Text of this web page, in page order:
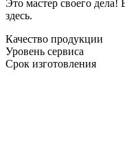
Это мастер своего дела!
здесь.
Качество продукции
Уровень сервиса
Срок изготовления